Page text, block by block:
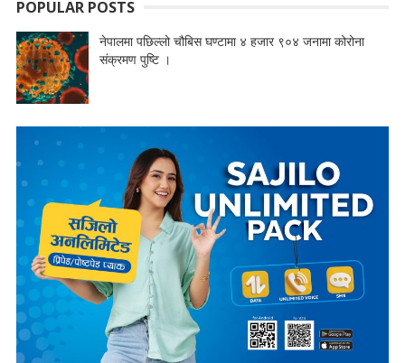
POPULAR POSTS
नेपालमा पछिल्लो चौबिस घण्टामा ४ हजार ९०४ जनामा कोरोना
संक्रमण पुष्टि ।